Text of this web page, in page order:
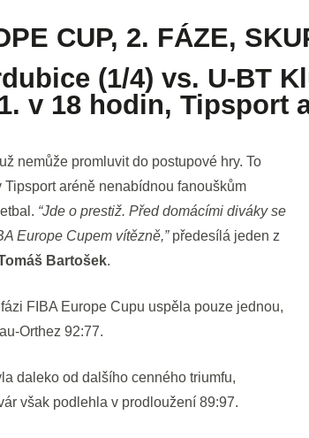
CUP, 2. FÁZE,
(1/4) vs. U-BT
v 18 hodin, Tipsport
nemůže promluvit do postupové hry. To
Tipsport aréně nenabídnou fanouškům
“Jde o prestiž. Před domácími diváky se
Europe Cupem vítězně,” předesílá jeden z
Bartošek.
FIBA Europe Cupu uspěla pouze jednou,
Orthez 92:77.
daleko od dalšího cenného triumfu,
však podlehla v prodloužení 89:97.